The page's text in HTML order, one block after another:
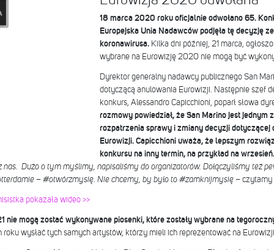
18 marca 2020 roku oficjalnie odwołano 65.
Europejska Unia Nadawców podjęła tę decyzję
koronawirusa.Kilka dni później, 21 marca,
wybrane na Eurowizję 2020 nie mogą być
Dyrektor generalny nadawcy publicznego San
dotyczącą anulowania Eurowizji. Następnie szef
konkurs, Alessandro Capicchioni, poparł słowa
rozmowy powiedział, że San Marino jest jednym
rozpatrzenia sprawy i zmiany decyzji dotyczącej
Eurowizji. Capicchioni uważa, że lepszym
konkursu na inny termin, na przykład na wrzesień.
Dużo o tym myślimy, napisaliśmy do organizatorów. Dołączyliśmy też
– #otwórzmysię. Nie chcemy, by było to #zamknijmysię– czytamy
pokazała wideo >>
nie mogą zostać wykonywane piosenki, które zostały wybrane na
roku wysłać tych samych artystów, którzy mieli ich reprezentować na